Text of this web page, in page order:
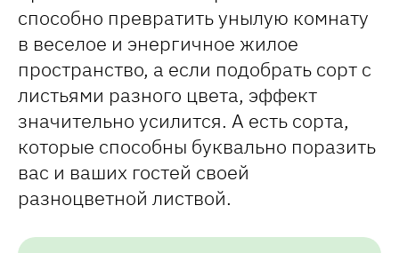
способно превратить унылую комнату
в веселое и энергичное жилое
пространство, а если подобрать сорт с
листьями разного цвета, эффект
значительно усилится. А есть сорта,
которые способны буквально поразить
вас и ваших гостей своей
разноцветной листвой.